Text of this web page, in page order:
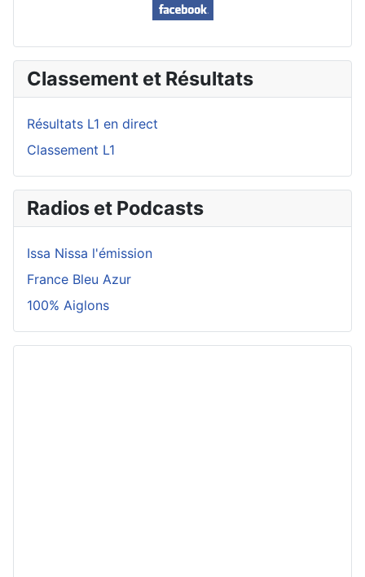
Classement et Résultats
Résultats L1 en direct
Classement L1
Radios et Podcasts
Issa Nissa l'émission
France Bleu Azur
100% Aiglons